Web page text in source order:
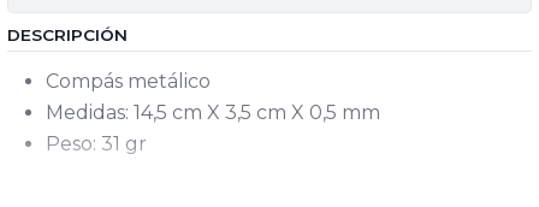
DESCRIPCIÓN
Compás metálico
Medidas: 14,5 cm X 3,5 cm X 0,5 mm
Peso: 31 gr